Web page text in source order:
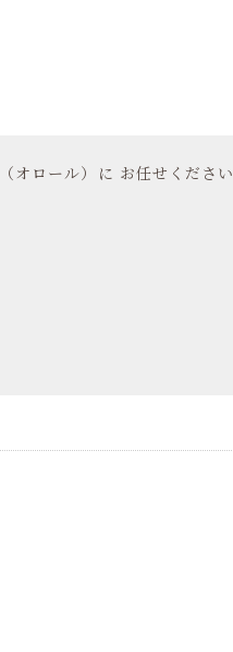
オロール）に お任せください